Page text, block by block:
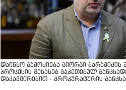
დაიწყო გამოძიება გიორგი ბარამიძის
პროცესის შესახებ გაკეთებულ
დაკავშირებით - პროკურატურის